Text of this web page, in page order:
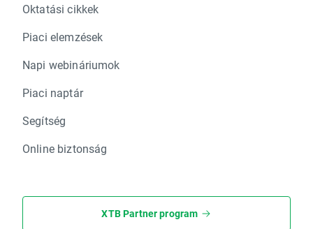
Oktatási cikkek
Piaci elemzések
Napi webináriumok
Piaci naptár
Segítség
Online biztonság
XTB Partner program